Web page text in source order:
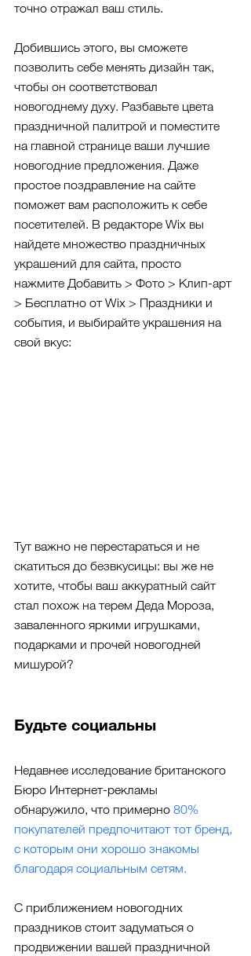
точно отражал ваш стиль.
Добившись этого, вы сможете
позволить себе менять дизайн так,
чтобы он соответствовал
новогоднему духу. Разбавьте цвета
праздничной палитрой и поместите
на главной странице ваши лучшие
новогодние предложения. Даже
простое поздравление на сайте
поможет вам расположить к себе
посетителей. В редакторе Wix вы
найдете множество праздничных
украшений для сайта, просто
нажмите Добавить > Фото > Клип-арт
> Бесплатно от Wix > Праздники и
события, и выбирайте украшения на
свой вкус:
Тут важно не перестараться и не
скатиться до безвкусицы: вы же не
хотите, чтобы ваш аккуратный сайт
стал похож на терем Деда Мороза,
заваленного яркими игрушками,
подарками и прочей новогодней
мишурой?
Будьте социальны
Недавнее исследование британского
Бюро Интернет-рекламы
обнаружило, что примерно 80%
покупателей предпочитают тот бренд,
с которым они хорошо знакомы
благодаря социальным сетям.
С приближением новогодних
праздников стоит задуматься о
продвижении вашей праздничной